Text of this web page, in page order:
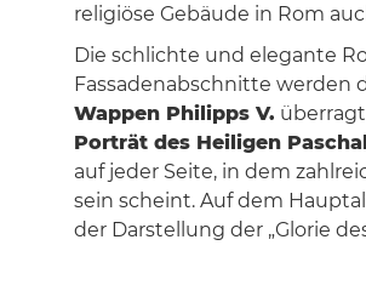
religiöse Gebäude in Rom
Die schlichte und elegante
Fassadenabschnitte werden
Wappen Philipps V.
Porträt des Heiligen
auf jeder Seite, in dem
sein scheint. Auf dem
der Darstellung der „Glorie